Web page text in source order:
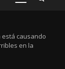
PRIMARY
está causando
en la